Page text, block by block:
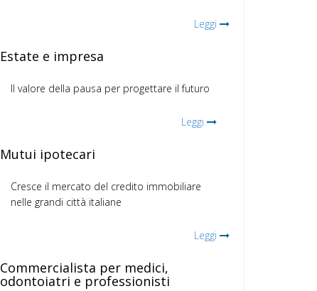
Leggi
Estate e impresa
Il valore della pausa per progettare il futuro
Leggi
Mutui ipotecari
Cresce il mercato del credito immobiliare
nelle grandi città italiane
Leggi
Commercialista per medici,
odontoiatri e professionisti